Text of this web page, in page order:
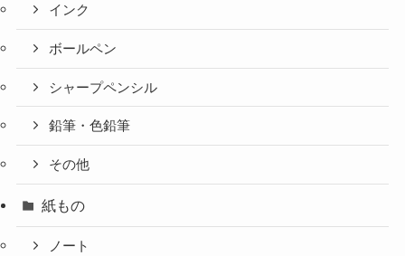
インク
ボールペン
シャープペンシル
鉛筆・色鉛筆
その他
紙もの
ノート